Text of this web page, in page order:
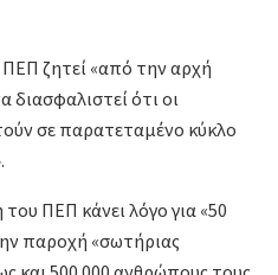
ζητεί «από την αρχή
ότι οι
σε παρατεταμένο κύκλο
ΠΕΠ κάνει λόγο για «50
παροχή «σωτήριας